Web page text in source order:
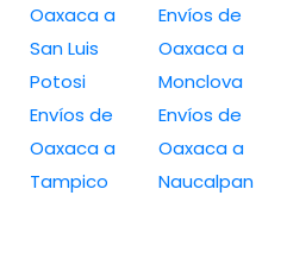
Oaxaca a
San Luis
Potosi
Envíos de
Oaxaca a
Tampico
Envíos de
Oaxaca a
Monclova
Envíos de
Oaxaca a
Naucalpan